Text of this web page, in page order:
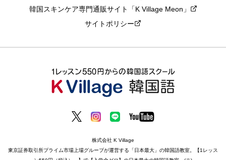
韓国スキンケア専門通販サイト「K Village Meon」
サイトポリシー
株式会社 K Village
東京証券取引所プライム市場上場グループが運営する「日本最大」の韓国語教室。【1レッス